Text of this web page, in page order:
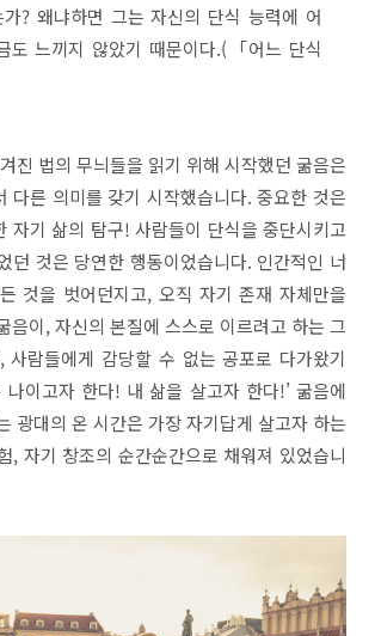
? 왜냐하면 그는 자신의 단식 능력에 어
도 느끼지 않았기 때문이다.(「어느 단식
진 법의 무늬들을 읽기 위해 시작했던 굶음은
다른 의미를 갖기 시작했습니다. 중요한 것은
자기 삶의 탐구! 사람들이 단식을 중단시키고
던 것은 당연한 행동이었습니다. 인간적인 너
것을 벗어던지고, 오직 자기 존재 자체만을
음이, 자신의 본질에 스스로 이르려고 하는 그
사람들에게 감당할 수 없는 공포로 다가왔기
나이고자 한다! 내 삶을 살고자 한다!’ 굶음에
광대의 온 시간은 가장 자기답게 살고자 하는
, 자기 창조의 순간순간으로 채워져 있었습니